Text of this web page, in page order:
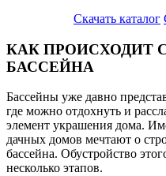
Скачать каталог
КАК ПРОИСХОДИТ
БАССЕЙНА
Бассейны уже давно
где можно отдохнуть и
элемент украшения дома.
дачных домов мечтают о
бассейна. Обустройство
несколько этапов.